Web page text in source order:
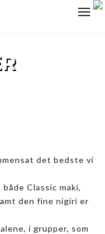
det bedste vi
Classic maki,
den fine nigiri er
i grupper, som